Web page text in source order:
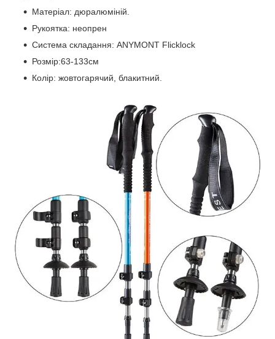
Матеріал: дюралюміній.
Рукоятка: неопрен
Система складання: ANYMONT Flicklock
Розмір:63-133см
Колір: жовтогарячий, блакитний.